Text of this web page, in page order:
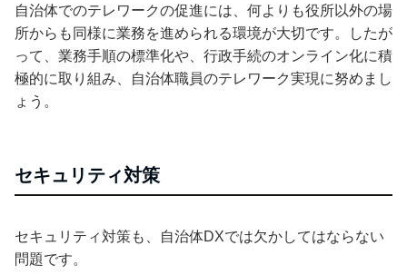
自治体でのテレワークの促進には、何よりも役所以外の場
所からも同様に業務を進められる環境が大切です。したが
って、業務手順の標準化や、行政手続のオンライン化に積
極的に取り組み、自治体職員のテレワーク実現に努めまし
ょう。
セキュリティ対策
セキュリティ対策も、自治体DXでは欠かしてはならない
問題です。